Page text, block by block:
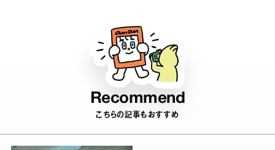
Recommend
こちらの記事もおすすめ